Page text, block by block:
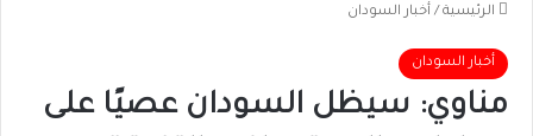
الرئيسية / أخبار السودان
أخبار السودان
مناوي: سيظل السودان عصيًا على